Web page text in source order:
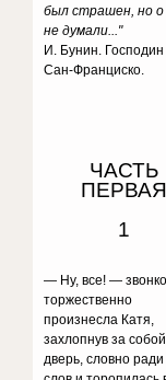
был страшен, но о
не думали..."
И. Бунин. Господин
Сан-Франциско.
ЧАСТЬ
ПЕРВАЯ
1
— Ну, все! —
торжественно
произнесла Катя,
захлопнув за собой
дверь, словно ради